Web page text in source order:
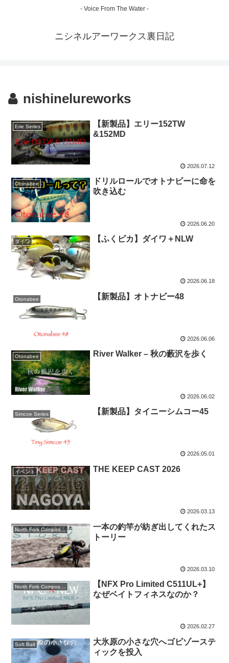
- Voice From The Water -
ニシネルアーワークス裏日記
nishinelureworks
Erie Series
【新製品】エリー152TW
&152MD
2026.07.12
Otonabee
ドリルロールでオトナビーに命を
吹き込む
2026.06.20
ダイワ 【ふくピカ】ダイワ＋NLW
2026.06.18
Otonabee 【新製品】オトナビー48
2026.06.06
Otonabee River Walker – 秋の藪沢を歩く
2026.06.02
Simcoe Series 【新製品】タイニーシムコー45
2026.05.01
イベント THE KEEP CAST 2026
2026.03.13
North Fork Composites
一本の釣竿が紡ぎ出してくれたス
トーリー
2026.03.10
North Fork Composites
【NFX Pro Limited C511UL+】
なぜベイトフィネスなのか？
2026.02.27
Soft Bait
大氷原の小さな穴へゴビゾーステ
ィックを投入